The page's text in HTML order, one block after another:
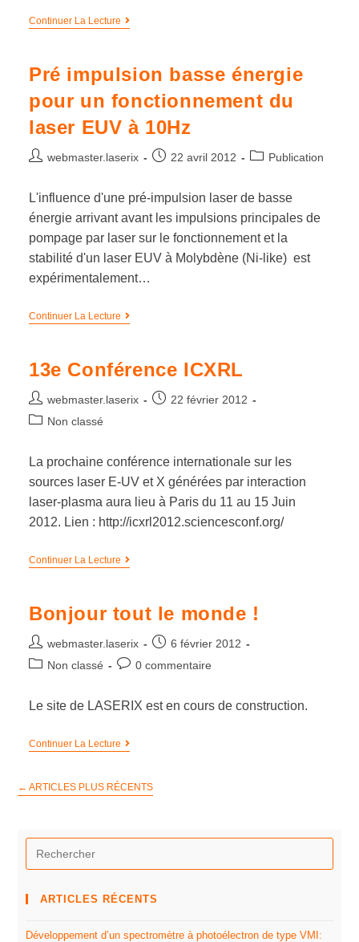
Continuer La Lecture
Pré impulsion basse énergie
pour un fonctionnement du
laser EUV à 10Hz
webmaster.laserix 22 avril 2012 Publication
L'influence d'une pré-impulsion laser de basse
énergie arrivant avant les impulsions principales de
pompage par laser sur le fonctionnement et la
stabilité d'un laser EUV à Molybdène (Ni-like) est
expérimentalement…
Continuer La Lecture
13e Conférence ICXRL
webmaster.laserix
22 février 2012
Non classé
La prochaine conférence internationale sur les
sources laser E-UV et X générées par interaction
laser-plasma aura lieu à Paris du 11 au 15 Juin
2012. Lien : http://icxrl2012.sciencesconf.org/
Continuer La Lecture
Bonjour tout le monde !
webmaster.laserix
6 février 2012
Non classé
0 commentaire
Le site de LASERIX est en cours de construction.
Continuer La Lecture
← ARTICLES PLUS RÉCENTS
ARTICLES RÉCENTS
Développement d’un spectromètre à photoélectron de type VMI: